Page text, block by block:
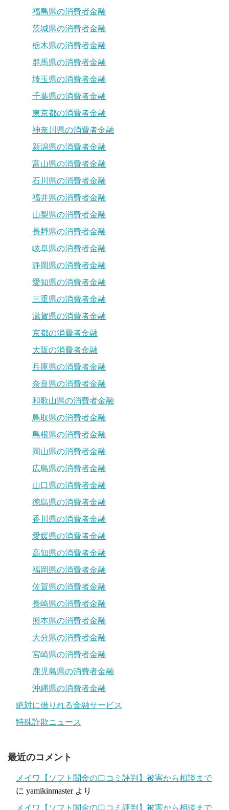
福島県の消費者金融
茨城県の消費者金融
栃木県の消費者金融
群馬県の消費者金融
埼玉県の消費者金融
千葉県の消費者金融
東京都の消費者金融
神奈川県の消費者金融
新潟県の消費者金融
富山県の消費者金融
石川県の消費者金融
福井県の消費者金融
山梨県の消費者金融
長野県の消費者金融
岐阜県の消費者金融
静岡県の消費者金融
愛知県の消費者金融
三重県の消費者金融
滋賀県の消費者金融
京都の消費者金融
大阪の消費者金融
兵庫県の消費者金融
奈良県の消費者金融
和歌山県の消費者金融
鳥取県の消費者金融
島根県の消費者金融
岡山県の消費者金融
広島県の消費者金融
山口県の消費者金融
徳島県の消費者金融
香川県の消費者金融
愛媛県の消費者金融
高知県の消費者金融
福岡県の消費者金融
佐賀県の消費者金融
長崎県の消費者金融
熊本県の消費者金融
大分県の消費者金融
宮崎県の消費者金融
鹿児島県の消費者金融
沖縄県の消費者金融
絶対に借りれる金融サービス
特殊詐欺ニュース
最近のコメント
メイワ【ソフト闇金の口コミ評判】被害から相談まで
に yamikinmasterより
メイワ【ソフト闇金の口コミ評判】被害から相談まで